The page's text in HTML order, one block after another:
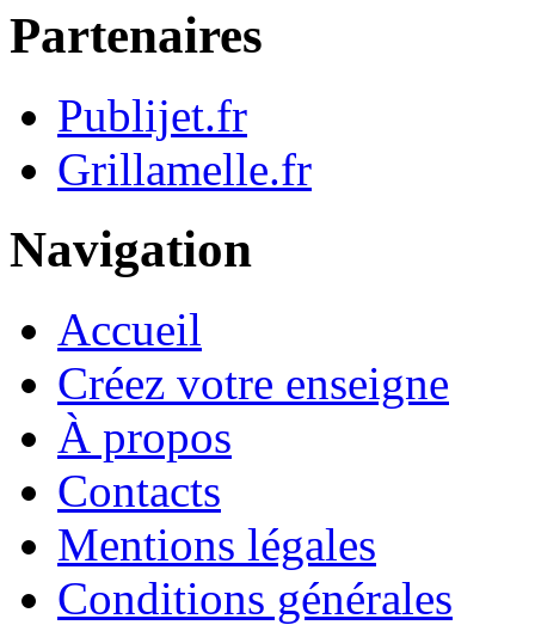
Partenaires
Publijet.fr
Grillamelle.fr
Navigation
Accueil
Créez votre enseigne
À propos
Contacts
Mentions légales
Conditions générales